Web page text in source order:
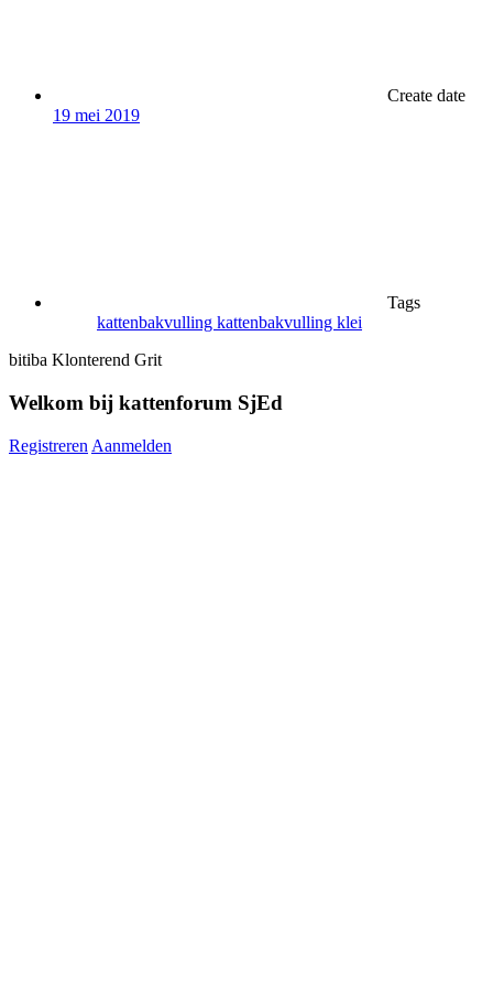
Create date
19 mei 2019
Tags
kattenbakvulling kattenbakvulling klei
bitiba Klonterend Grit
Welkom bij kattenforum SjEd
Registreren Aanmelden